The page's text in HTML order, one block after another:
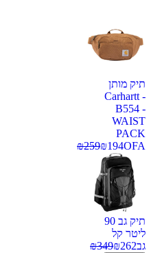
תיק מותן
Carhartt -
B554 -
WAIST
PACK
OFA
₪194
₪259
תיק גב 90
ליטר קל
גב
₪262
₪349